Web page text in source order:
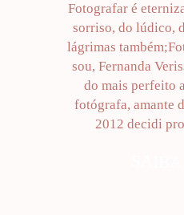
Fotografar é
sorriso, do lúdico,
lágrimas
sou, Fernanda
do mais perfeito
fotógrafa, amante
2012 decidi